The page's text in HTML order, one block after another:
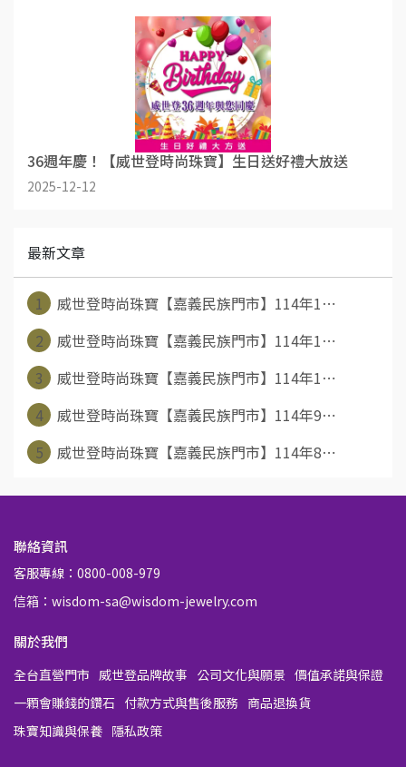
36週年慶！【威世登時尚珠寶】生日送好禮大放送
2025-12-12
最新文章
1
威世登時尚珠寶【嘉義民族門市】114年1⋯
2
威世登時尚珠寶【嘉義民族門市】114年1⋯
3
威世登時尚珠寶【嘉義民族門市】114年1⋯
4
威世登時尚珠寶【嘉義民族門市】114年9⋯
5
威世登時尚珠寶【嘉義民族門市】114年8⋯
聯絡資訊
客服專線：0800-008-979
信箱：wisdom-sa@wisdom-jewelry.com
關於我們
全台直營門市 威世登品牌故事 公司文化與願景 價值承諾與保證
一顆會賺錢的鑽石 付款方式與售後服務 商品退換貨
珠寶知識與保養 隱私政策